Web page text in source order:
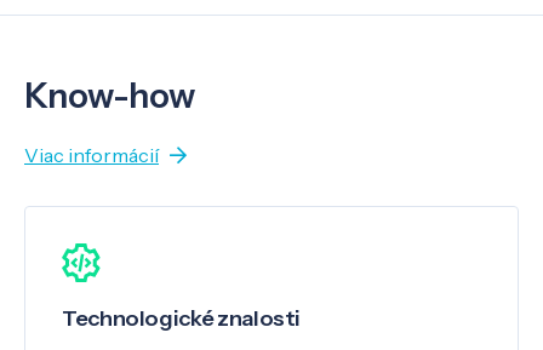
Know-how
Viac informácií
Technologické znalosti